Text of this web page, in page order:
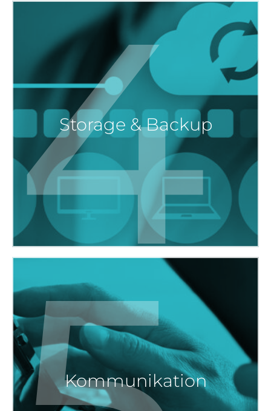
Storage & Backup
4
Kommunikation